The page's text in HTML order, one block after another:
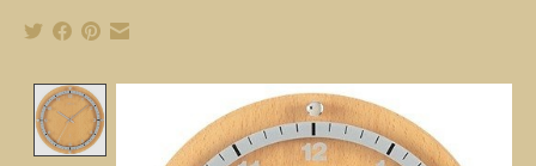
Product image slideshow Items